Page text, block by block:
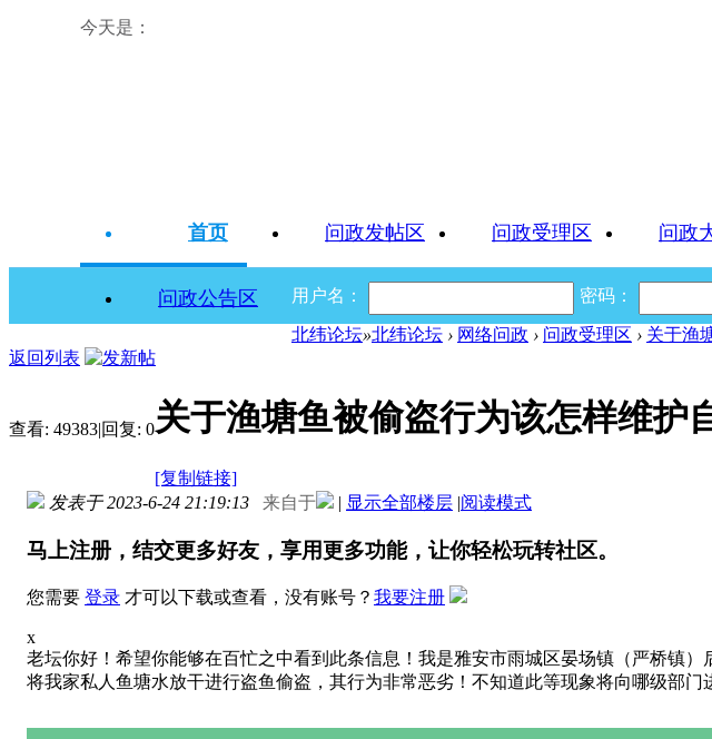
今天是：
首页 问政发帖区 问政受理区 问政
问政公告区 用户名： 密码：
北纬论坛»北纬论坛 › 网络问政 › 问政受理区 › 关于渔
返回列表
查看: 49383|回复: 0关于渔塘鱼被偷盗行为该怎样维护
[复制链接]
发表于 2023-6-24 21:19:13 来自于 | 显示全部楼层 |阅读模式
马上注册，结交更多好友，享用更多功能，让你轻松玩转社区。
您需要 登录 才可以下载或查看，没有账号？ 我要注册
x
老坛你好！希望你能够在百忙之中看到此条信息！我是雅安市雨城区晏场镇（严桥镇
将我家私人鱼塘水放干进行盗鱼偷盗，其行为非常恶劣！不知道此等现象将向哪级部